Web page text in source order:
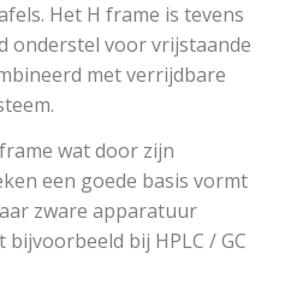
Het H frame is tevens
onderstel voor vrijstaande
met verrijdbare
wat door zijn
een goede basis vormt
zware apparatuur
bij HPLC / GC